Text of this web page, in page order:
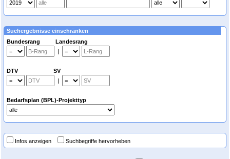
Suchergebnisse einschränken
Bundesrang Landesrang
|
DTV SV
|
Bedarfsplan (BPL)-Projekttyp
Infos anzeigen Suchbegriffe hervorheben